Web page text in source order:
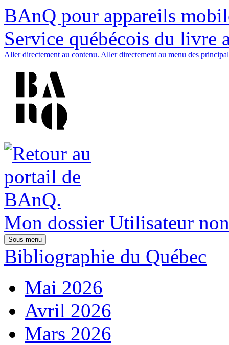
BAnQ pour appareils
Service québécois du livre
Aller directement au contenu. Aller directement au menu des
Mon dossier Utilisateur
Sous-menu
Bibliographie du Québec
Mai 2026
Avril 2026
Mars 2026